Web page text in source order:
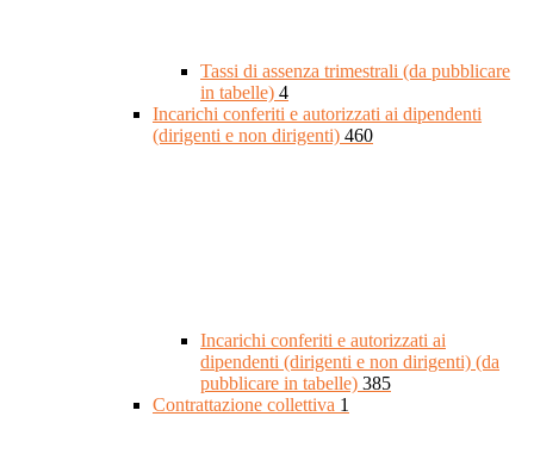
Tassi di assenza trimestrali (da pubblicare
in tabelle) 4
Incarichi conferiti e autorizzati ai dipendenti
(dirigenti e non dirigenti) 460
Incarichi conferiti e autorizzati ai
dipendenti (dirigenti e non dirigenti) (da
pubblicare in tabelle) 385
Contrattazione collettiva 1